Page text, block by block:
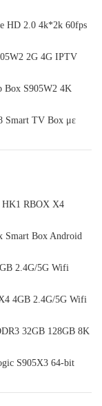
HD 2.0 4k*2k 60fps
2G 4G IPTV
Box S905W2 4K
Smart TV Box με
RBOX X4
Smart Box Android
2.4G/5G Wifi
4GB 2.4G/5G Wifi
32GB 128GB 8K
S905X3 64-bit